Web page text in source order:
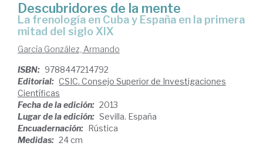
Descubridores de la mente
la frenología en Cuba y España en la primera
mitad del siglo XIX
García González, Armando
ISBN: 9788447214792
Editorial: CSIC. Consejo Superior de Investigaciones
Científicas
Fecha de la edición: 2013
Lugar de la edición: Sevilla. España
Encuadernación: Rústica
Medidas: 24 cm